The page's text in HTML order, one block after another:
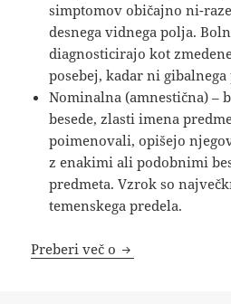
simptomov običajno ni-
desnega vidnega polja.
diagnosticirajo kot
posebej, kadar ni
Nominalna (amnestična) –
besede, zlasti imena
poimenovali, opišejo
z enakimi ali podobnimi
predmeta. Vzrok so
temenskega predela.
Preberi več o Nevrologija